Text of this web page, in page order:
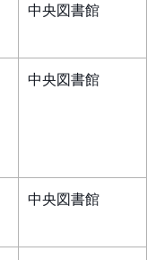
中央図書館
中央図書館
中央図書館